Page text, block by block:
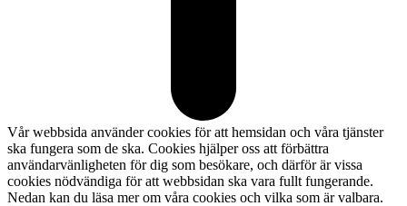
Vår webbsida använder cookies för att hemsidan och våra tjänster
ska fungera som de ska. Cookies hjälper oss att förbättra
användarvänligheten för dig som besökare, och därför är vissa
cookies nödvändiga för att webbsidan ska vara fullt fungerande.
Nedan kan du läsa mer om våra cookies och vilka som är valbara.